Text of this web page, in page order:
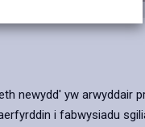
newydd' yw arwyddair
i fabwysiadu